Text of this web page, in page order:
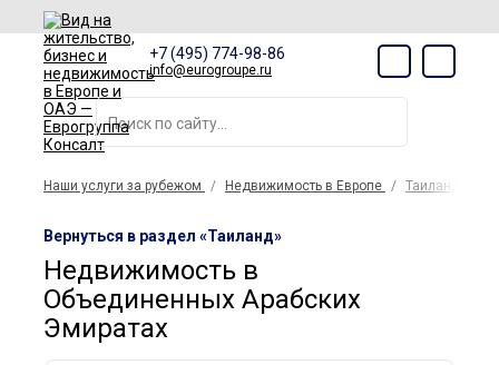
+7 (495) 774-98-86
info@eurogroupe.ru
Наши услуги за рубежом Недвижимость в Европе Таиланд
Вернуться в раздел «Таиланд»
Недвижимость в
Объединенных Арабских
Эмиратах